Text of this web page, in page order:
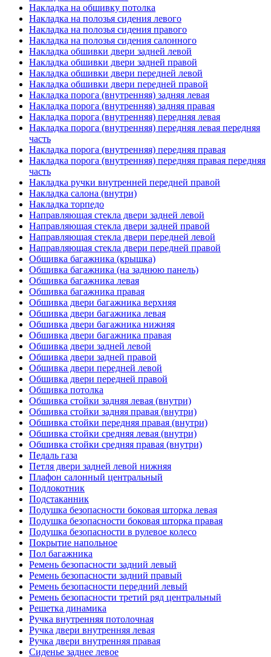
Накладка на обшивку потолка
Накладка на полозья сидения левого
Накладка на полозья сидения правого
Накладка на полозья сидения салонного
Накладка обшивки двери задней левой
Накладка обшивки двери задней правой
Накладка обшивки двери передней левой
Накладка обшивки двери передней правой
Накладка порога (внутренняя) задняя левая
Накладка порога (внутренняя) задняя правая
Накладка порога (внутренняя) передняя левая
Накладка порога (внутренняя) передняя левая передняя
часть
Накладка порога (внутренняя) передняя правая
Накладка порога (внутренняя) передняя правая передняя
часть
Накладка ручки внутренней передней правой
Накладка салона (внутри)
Накладка торпедо
Направляющая стекла двери задней левой
Направляющая стекла двери задней правой
Направляющая стекла двери передней левой
Направляющая стекла двери передней правой
Обшивка багажника (крышка)
Обшивка багажника (на заднюю панель)
Обшивка багажника левая
Обшивка багажника правая
Обшивка двери багажника верхняя
Обшивка двери багажника левая
Обшивка двери багажника нижняя
Обшивка двери багажника правая
Обшивка двери задней левой
Обшивка двери задней правой
Обшивка двери передней левой
Обшивка двери передней правой
Обшивка потолка
Обшивка стойки задняя левая (внутри)
Обшивка стойки задняя правая (внутри)
Обшивка стойки передняя правая (внутри)
Обшивка стойки средняя левая (внутри)
Обшивка стойки средняя правая (внутри)
Педаль газа
Петля двери задней левой нижняя
Плафон салонный центральный
Подлокотник
Подстаканник
Подушка безопасности боковая шторка левая
Подушка безопасности боковая шторка правая
Подушка безопасности в рулевое колесо
Покрытие напольное
Пол багажника
Ремень безопасности задний левый
Ремень безопасности задний правый
Ремень безопасности передний левый
Ремень безопасности третий ряд центральный
Решетка динамика
Ручка внутренняя потолочная
Ручка двери внутренняя левая
Ручка двери внутренняя правая
Сиденье заднее левое